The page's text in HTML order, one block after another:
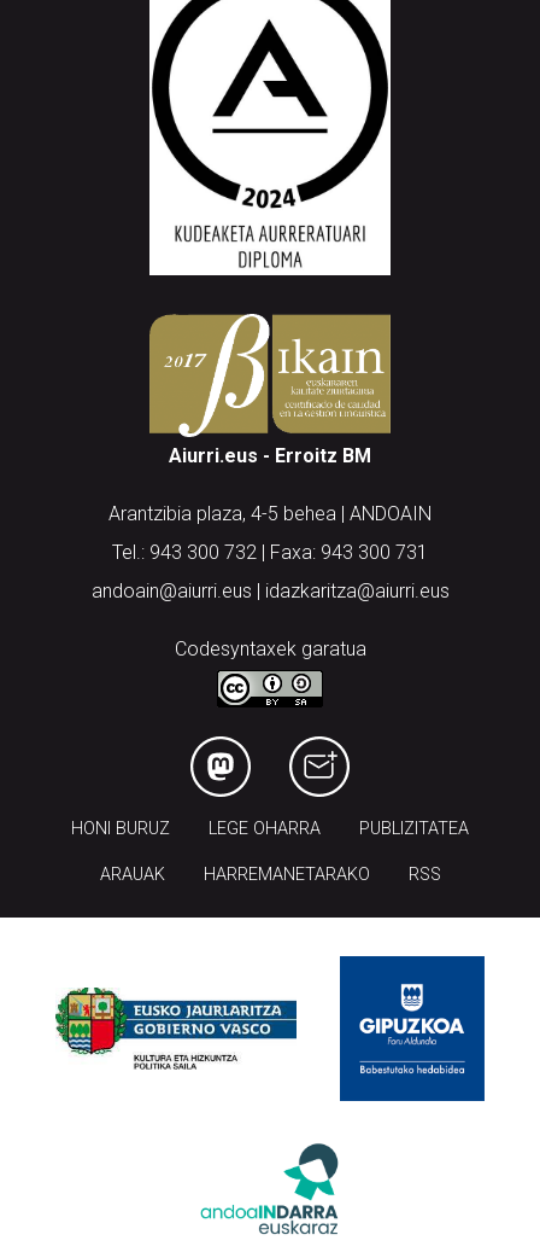
Aiurri.eus - Erroitz BM
Arantzibia plaza, 4-5 behea | ANDOAIN
Tel.: 943 300 732 | Faxa: 943 300 731
andoain@aiurri.eus | idazkaritza@aiurri.eus
Codesyntaxek garatua
HONI BURUZ LEGE OHARRA PUBLIZITATEA
ARAUAK HARREMANETARAKO RSS